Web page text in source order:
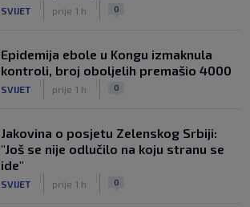
SVIJET prije 1 h 0
Epidemija ebole u Kongu izmaknula
kontroli, broj oboljelih premašio 4000
SVIJET prije 1 h 0
Jakovina o posjetu Zelenskog Srbiji:
"Još se nije odlučilo na koju stranu se
ide"
SVIJET prije 1 h 0